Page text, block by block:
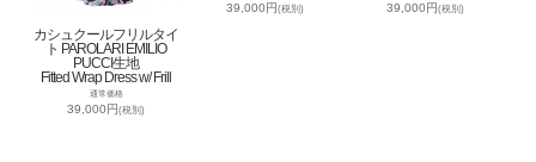
カシュクールフリルタイ
ト PAROLARI EMILIO
PUCCI生地
Fitted Wrap Dress w/ Frill
通常価格
39,000円(税別)
39,000円(税別) 39,000円 (税別)